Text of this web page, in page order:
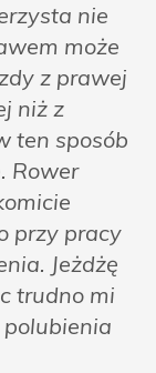
nie
może
z prawej
niż z
ten sposób
Rower
przy pracy
Jeżdżę
trudno mi